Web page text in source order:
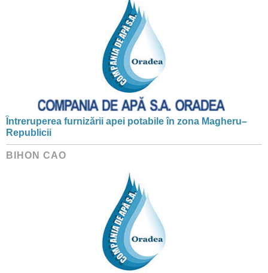
Întreruperea furnizării apei potabile în zona Magheru–
Republicii
BIHON CAO